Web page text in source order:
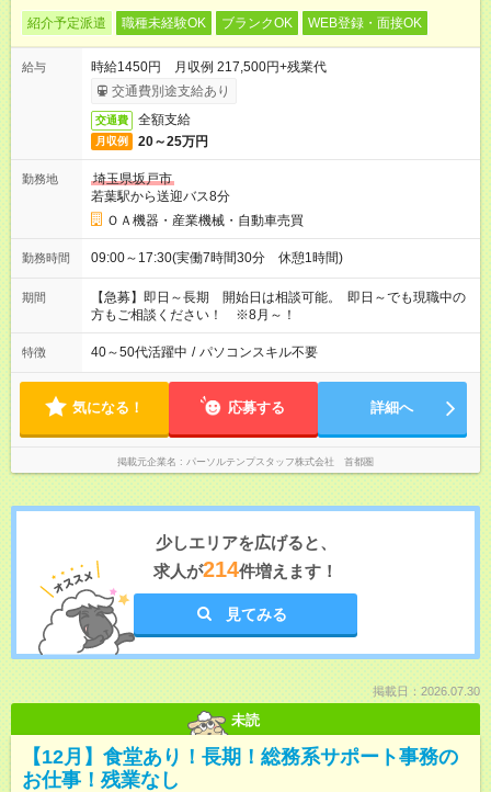
紹介予定派遣 職種未経験OK ブランクOK WEB登録・面接OK
給与
時給1450円 月収例 217,500円+残業代
交通費別途支給あり
交通費 全額支給
月収例 20～25万円
勤務地
埼玉県坂戸市
若葉駅から送迎バス8分
ＯＡ機器・産業機械・自動車売買
勤務時間 09:00～17:30(実働7時間30分 休憩1時間)
期間
【急募】即日～長期 開始日は相談可能。 即日～でも現職中の
方もご相談ください！ ※8月～！
特徴 40～50代活躍中 / パソコンスキル不要
気になる！ 応募する 詳細へ
掲載元企業名 パーソルテンプスタッフ株式会社 首都圏
少しエリアを広げると、
求人が214件増えます！
見てみる
掲載日：2026.07.30
未読
【12月】食堂あり！長期！総務系サポート事務の
お仕事！残業なし